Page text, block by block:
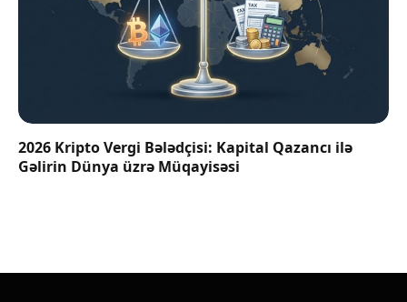
2026 Kripto Vergi Bələdçisi: Kapital Qazancı ilə
Gəlirin Dünya üzrə Müqayisəsi